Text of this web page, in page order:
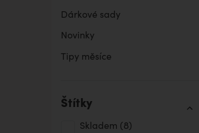
Dárkové sady
Novinky
Tipy měsíce
Štítky
(8)
Skladem